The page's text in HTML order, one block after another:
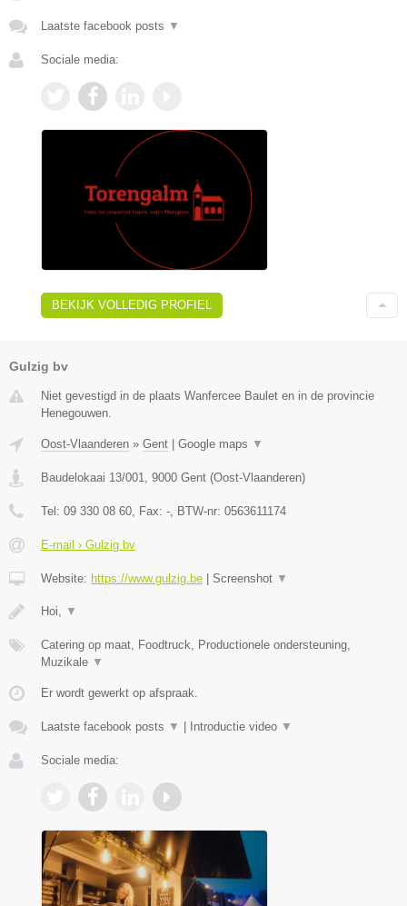
Laatste facebook posts ▼
Sociale media:
BEKIJK VOLLEDIG PROFIEL
Gulzig bv
Niet gevestigd in de plaats Wanfercee Baulet en in de provincie
Henegouwen.
Oost-Vlaanderen » Gent Google maps ▼
Baudelokaai 13/001 9000 Gent (Oost-Vlaanderen)
Tel: 09 330 08 60 , Fax: - , BTW-nr: 0563611174
E-mail › Gulzig bv
Website: https://www.gulzig.be Screenshot ▼
Hoi, ▼
Catering op maat, Foodtruck, Productionele ondersteuning,
Muzikale ▼
Er wordt gewerkt op afspraak.
Laatste facebook posts ▼ Introductie video ▼
Sociale media: